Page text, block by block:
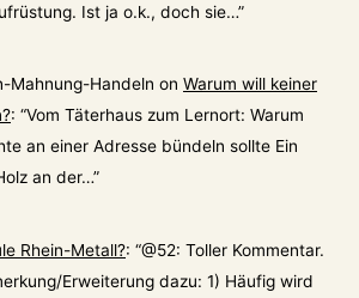
Ist ja o.k., doch sie…”
Mahnung-Handeln on Warum will keiner
: “Vom Täterhaus zum Lernort: Warum
an einer Adresse bündeln sollte Ein
an der…”
Rhein-Metall?: “@52: Toller Kommentar.
Erweiterung dazu: 1) Häufig wird